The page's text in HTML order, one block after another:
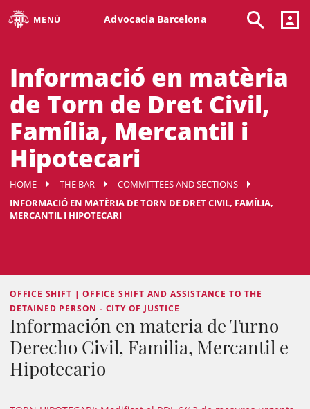
MENÚ Advocacia Barcelona
Informació en matèria
de Torn de Dret Civil,
Família, Mercantil i
Hipotecari
HOME THE BAR
COMMITTEES AND SECTIONS
INFORMACIÓ EN MATÈRIA DE TORN DE DRET CIVIL, FAMÍLIA,
MERCANTIL I HIPOTECARI
OFFICE SHIFT | OFFICE SHIFT AND ASSISTANCE TO THE
DETAINED PERSON - CITY OF JUSTICE
Información en materia de Turno
Derecho Civil, Familia, Mercantil e
Hipotecario